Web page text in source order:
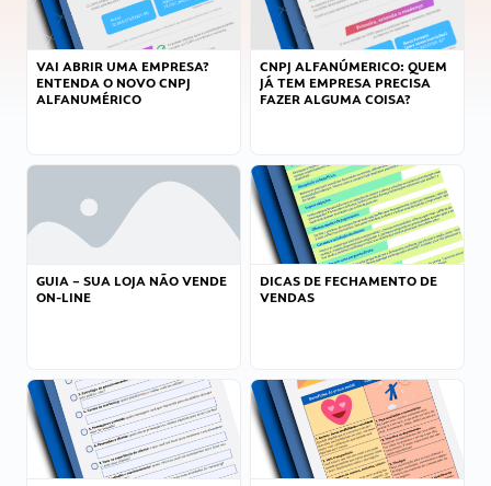
VAI ABRIR UMA EMPRESA?
ENTENDA O NOVO CNPJ
ALFANUMÉRICO
CNPJ ALFANÚMERICO: QUEM
JÁ TEM EMPRESA PRECISA
FAZER ALGUMA COISA?
GUIA – SUA LOJA NÃO VENDE
ON-LINE
DICAS DE FECHAMENTO DE
VENDAS